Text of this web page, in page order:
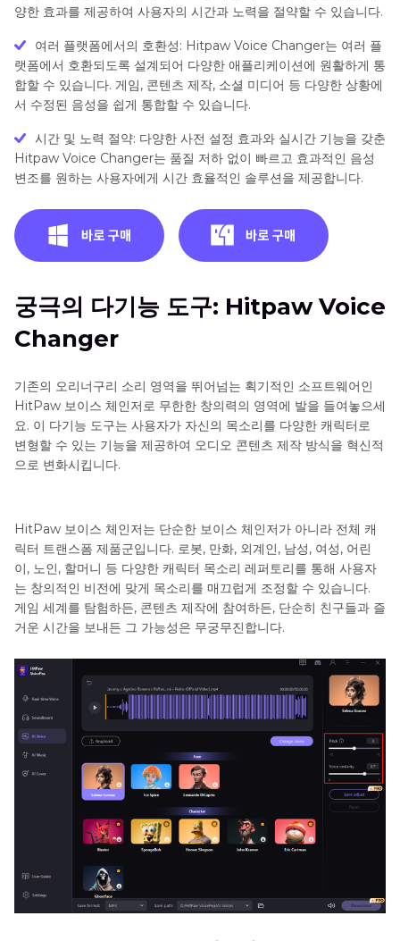
양한 효과를 제공하여 사용자의 시간과 노력을 절약할 수 있습니다.
여러 플랫폼에서의 호환성: Hitpaw Voice Changer는 여러 플
랫폼에서 호환되도록 설계되어 다양한 애플리케이션에 원활하게 통
합할 수 있습니다. 게임, 콘텐츠 제작, 소셜 미디어 등 다양한 상황에
서 수정된 음성을 쉽게 통합할 수 있습니다.
시간 및 노력 절약: 다양한 사전 설정 효과와 실시간 기능을 갖춘
Hitpaw Voice Changer는 품질 저하 없이 빠르고 효과적인 음성
변조를 원하는 사용자에게 시간 효율적인 솔루션을 제공합니다.
궁극의 다기능 도구: Hitpaw Voice
Changer
기존의 오리너구리 소리 영역을 뛰어넘는 획기적인 소프트웨어인
HitPaw 보이스 체인저로 무한한 창의력의 영역에 발을 들여놓으세
요. 이 다기능 도구는 사용자가 자신의 목소리를 다양한 캐릭터로
변형할 수 있는 기능을 제공하여 오디오 콘텐츠 제작 방식을 혁신적
으로 변화시킵니다.
HitPaw 보이스 체인저는 단순한 보이스 체인저가 아니라 전체 캐
릭터 트랜스폼 제품군입니다. 로봇, 만화, 외계인, 남성, 여성, 어린
이, 노인, 할머니 등 다양한 캐릭터 목소리 레퍼토리를 통해 사용자
는 창의적인 비전에 맞게 목소리를 매끄럽게 조정할 수 있습니다.
게임 세계를 탐험하든, 콘텐츠 제작에 참여하든, 단순히 친구들과 즐
거운 시간을 보내든 그 가능성은 무궁무진합니다.